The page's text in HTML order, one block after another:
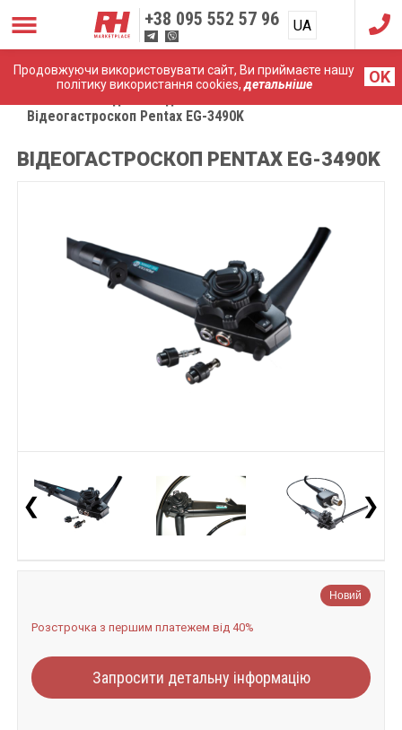
Продовжуючи використовувати сайт, Ви приймаєте нашу
політику використання cookies,детальніше OK
+38 095 552 57 96 UA
RU
Відеогастроскоп Pentax EG-3490K
ВІДЕОГАСТРОСКОП PENTAX EG-3490K
❮ ❯
Новий
Розстрочка з першим платежем від 40%
Запросити детальну інформацію